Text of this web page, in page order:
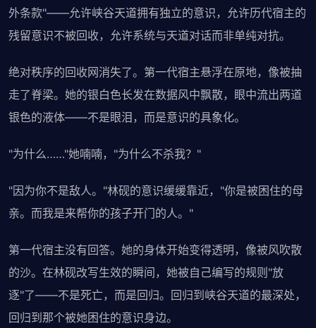
外条款"——允许峡谷天道拥有独立的意识，允许历代宿主的
残留意识不被回收，允许系统与天道对话而非单纯对抗。
绝对秩序的回收网消失了。第一代宿主悬浮在原地，像被抽
走了脊梁。她的银白色长发在数据风中飘散，眼中流出两道
银色的液体——不是眼泪，而是意识的具象化。
"为什么……"她喃喃，"为什么不杀我？"
"因为你不是敌人。"林砚的意识缓缓靠近，"你是被困住的母
亲。而我是来帮你的孩子开门的人。"
第一代宿主没有回答。她的身体开始变得透明，像被风吹散
的沙。在林砚改写生效的瞬间，她被自己编写的规则"放
逐"了——不是死亡，而是回归。回归到峡谷天道的最深处，
回归到那个被她困住的意识身边。